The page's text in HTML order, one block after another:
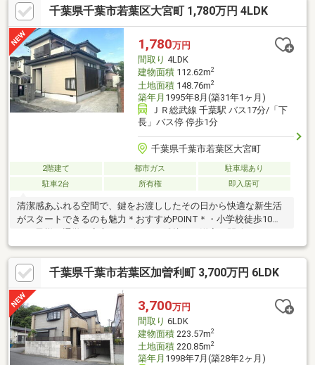
です。●約１１．５４平米の開放感に溢れたルーフバルコニーで
は、洗濯物を干すことはもちろん、BBQ等もお楽しみいただけま
す。●様々な用途に使用可能な小屋裏収納では、テレワーク・仮
眠等、自由な楽しみ方を選択いただけます！●駐車スペースには
カーポートが設置されており、愛車が雨に濡れる心配もございま
せん。
千葉県千葉市若葉区大宮町 1,780万円 4LDK
1,780万円
間取り 4LDK
建物面積112.62m2
土地面積148.76m2
築年月 1995年8月(築31年1ヶ月)
ＪＲ総武線 千葉駅 バス17分/「下
長」バス停 停歩1分
千葉県千葉市若葉区大宮町
2階建て 都市ガス
駐車場あり
駐車2台
所有権 即入居可
清潔感あふれる空間で、鍵をお渡ししたその日から快適な新生活
がスタートできるのも魅力＊おすすめPOINT＊・小学校徒歩10分
広々した空間へ・キッチンは独立しており、リビングへの匂いな
ども軽減のびのびと子育てをしたいファミリー層から落ち着いた
環境で暮らしたい方まで幅広くおすすめできるお家・・リフォー
ム内容・・■外壁塗装・ベランダ防水■一部建具交換■玄関ドア交
換■クロス・CF 張替■障子張替■畳表替■キッチン水栓交換■ユニッ
トバス交換■洗面化粧台交換■トイレ交換■白蟻防除工事■ハウスク
リーニング
千葉県千葉市若葉区加曽利町 3,700万円 6LDK
3,700万円
間取り 6LDK
建物面積223.57m2
土地面積220.85m2
築年月 1998年7月(築28年2ヶ月)